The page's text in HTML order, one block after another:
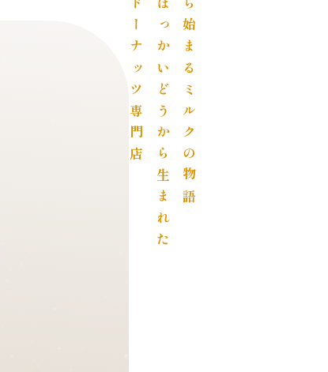
北海道から始まるミルクの物語
酪農王国ほっかいどうから生まれた